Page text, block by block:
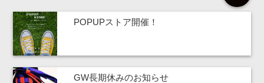
POPUPストア開催！
GW長期休みのお知らせ